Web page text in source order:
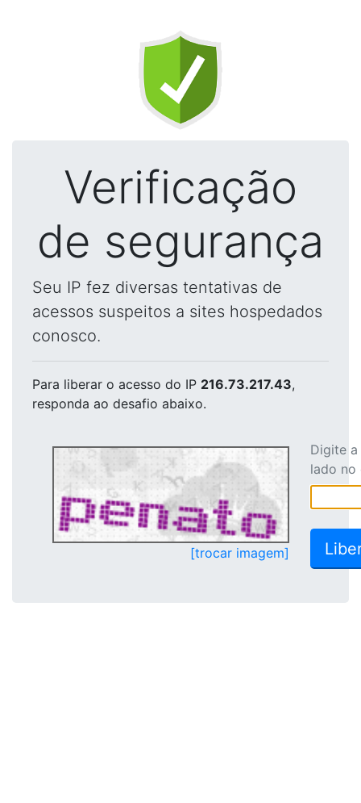
Verificação
de segurança
Seu IP fez diversas tentativas de
acessos suspeitos a sites hospedados
conosco.
Para liberar o acesso do IP 216.73.217.43,
responda ao desafio abaixo.
[trocar imagem]
Digite
lado no